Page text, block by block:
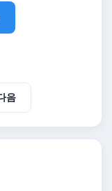
음